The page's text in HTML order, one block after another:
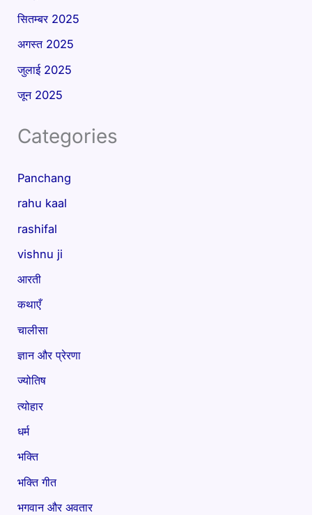
सितम्बर 2025
अगस्त 2025
जुलाई 2025
जून 2025
Categories
Panchang
rahu kaal
rashifal
vishnu ji
आरती
कथाएँ
चालीसा
ज्ञान और प्रेरणा
ज्योतिष
त्योहार
धर्म
भक्ति
भक्ति गीत
भगवान और अवतार